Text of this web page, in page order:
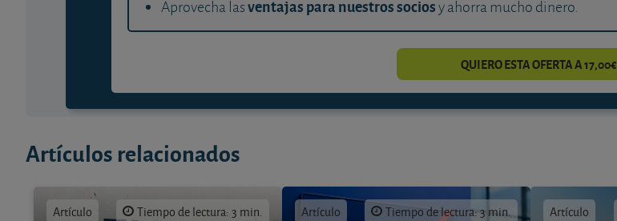
Aprovecha lasventajas para nuestros sociosy ahorra mucho dinero.
QUIERO ESTA OFERTA A 17,00€
Artículos relacionados
Artículo Tiempo de lectura: 3 min. Artículo Tiempo de lectura: 3 min. Artículo